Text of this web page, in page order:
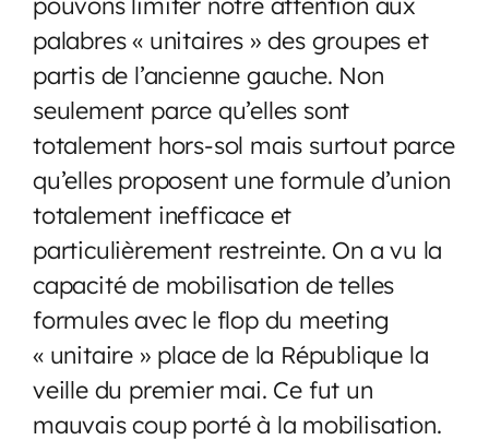
palabres « unitaires » des groupes et
partis de l’ancienne gauche. Non
seulement parce qu’elles sont
totalement hors-sol mais surtout parce
qu’elles proposent une formule d’union
totalement inefficace et
particulièrement restreinte. On a vu la
capacité de mobilisation de telles
formules avec le flop du meeting
« unitaire » place de la République la
veille du premier mai. Ce fut un
mauvais coup porté à la mobilisation.